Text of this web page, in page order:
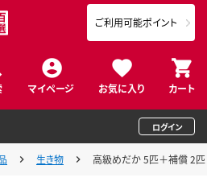
マイページ お気に入り カート
ご利用可能ポイント
ログイン
生き物 高級めだか 5匹＋補償 2匹